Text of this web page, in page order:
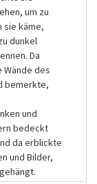
um zu
sie käme,
dunkel
Da
Wände des
bemerkte,
und
bedeckt
da erblickte
und Bilder,